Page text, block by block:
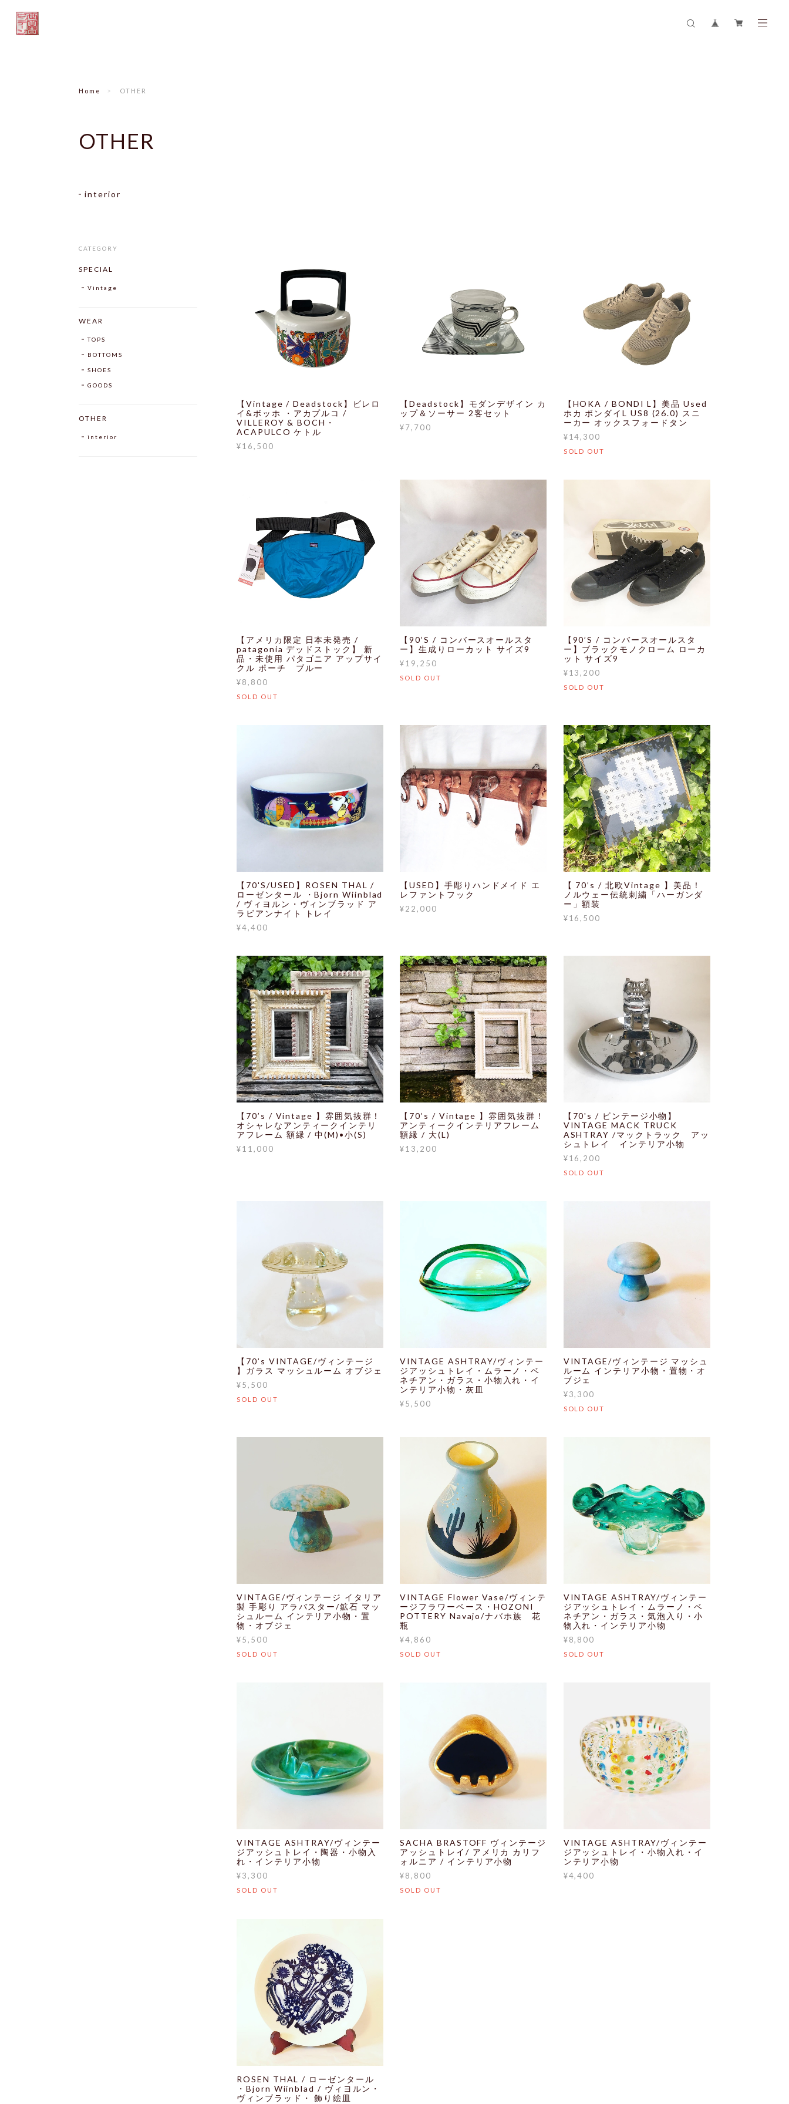
Home OTHER
OTHER
interior
【Vintage / Deadstock】ビレロ
イ&ボッホ ・アカプルコ /
VILLEROY & BOCH・
ACAPULCO ケトル
¥16,500
【Deadstock】モダンデザイン カ
ップ＆ソーサー 2客セット
¥7,700
【HOKA / BONDI L】美品 Used
ホカ ボンダイL US8 (26.0) スニ
ーカー オックスフォードタン
¥14,300
SOLD OUT
【アメリカ限定 日本未発売 /
patagonia デッドストック】 新
品・未使用 パタゴニア アップサイ
クル ポーチ ブルー
¥8,800
SOLD OUT
【90’S / コンバースオールスタ
ー】生成りローカット サイズ9
¥19,250
SOLD OUT
【90’S / コンバースオールスタ
ー】ブラックモノクローム ローカ
ット サイズ9
¥13,200
SOLD OUT
【70'S/USED】ROSEN THAL /
ローゼンタール ・Bjorn Wiinblad
/ ヴィヨルン・ヴィンブラッド ア
ラビアンナイト トレイ
¥4,400
【USED】手彫りハンドメイド エ
レファントフック
¥22,000
【 70’s / 北欧Vintage 】美品！
ノルウェー伝統刺繍「ハーガンダ
ー」額装
¥16,500
【70’s / Vintage 】雰囲気抜群！
オシャレなアンティークインテリ
アフレーム 額縁 / 中(M)•小(S)
¥11,000
【70’s / Vintage 】雰囲気抜群！
アンティークインテリアフレーム
額縁 / 大(L)
¥13,200
【70's / ビンテージ小物】
VINTAGE MACK TRUCK
ASHTRAY /マックトラック アッ
シュトレイ インテリア小物
¥16,200
SOLD OUT
【70’s VINTAGE/ヴィンテージ
】ガラス マッシュルーム オブジェ
¥5,500
SOLD OUT
VINTAGE ASHTRAY/ヴィンテー
ジアッシュトレイ・ムラーノ・ベ
ネチアン・ガラス・小物入れ・イ
ンテリア小物・灰皿
¥5,500
VINTAGE/ヴィンテージ マッシュ
ルーム インテリア小物・置物・オ
ブジェ
¥3,300
SOLD OUT
VINTAGE/ヴィンテージ イタリア
製 手彫り アラバスター/鉱石 マッ
シュルーム インテリア小物・置
物・オブジェ
¥5,500
SOLD OUT
VINTAGE Flower Vase/ヴィンテ
ージフラワーベース・HOZONI
POTTERY Navajo/ナバホ族 花
瓶
¥4,860
SOLD OUT
VINTAGE ASHTRAY/ヴィンテー
ジアッシュトレイ・ムラーノ・ベ
ネチアン・ガラス・気泡入り・小
物入れ・インテリア小物
¥8,800
SOLD OUT
VINTAGE ASHTRAY/ヴィンテー
ジアッシュトレイ・陶器・小物入
れ・インテリア小物
¥3,300
SOLD OUT
SACHA BRASTOFF ヴィンテージ
アッシュトレイ/ アメリカ カリフ
ォルニア / インテリア小物
¥8,800
SOLD OUT
VINTAGE ASHTRAY/ヴィンテー
ジアッシュトレイ・小物入れ・イ
ンテリア小物
¥4,400
ROSEN THAL / ローゼンタール
・Bjorn Wiinblad / ヴィヨルン・
ヴィンブラッド・ 飾り絵皿
CATEGORY
SPECIAL
Vintage
WEAR
TOPS
BOTTOMS
SHOES
GOODS
OTHER
interior